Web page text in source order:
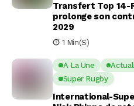
Transfert Top 14-
prolonge son
2029
1 Min(s)
A La Une
Super Rugby
International-